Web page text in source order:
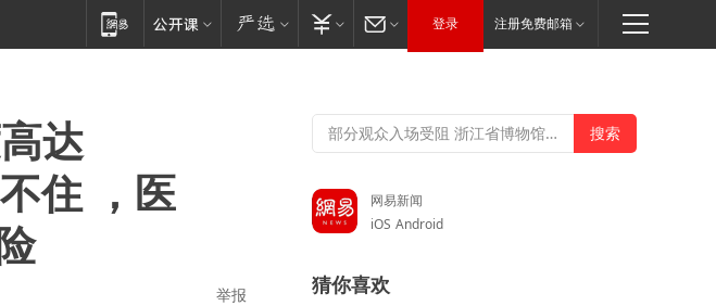
登录 注册免费邮箱
达
住 ，医
举报
网易新闻
iOS Android
猜你喜欢